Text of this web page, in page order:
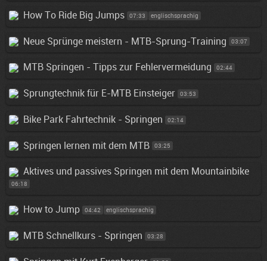
How To Ride Big Jumps 07:33 englischsprachig
Neue Sprünge meistern - MTB-Sprung-Training 03:07
MTB Springen - Tipps zur Fehlervermeidung 02:44
Sprungtechnik für E-MTB Einsteiger 03:53
Bike Park Fahrtechnik - Springen 02:14
Springen lernen mit dem MTB 03:25
Aktives und passives Springen mit dem Mountainbike
06:18
How to Jump 04:42 englischsprachig
MTB Schnellkurs - Springen 03:28